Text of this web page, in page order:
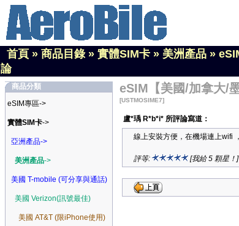
首頁 » 商品目錄» 實體SIM卡 » 美洲產品 »
論
商品分類
eSIM專區->
實體SIM卡->
亞洲產品->
美洲產品->
美國 T-mobile (可分享與通話)
美國 Verizon(訊號最佳)
美國 AT&T (限iPhone使用)
eSIM【美國/加拿大/
[USTMOSIME7]
盧*瑀 R*b*i* 所評論寫道：
線上安裝方便，在機場連上wifi
評等: [我給 5 顆星！]